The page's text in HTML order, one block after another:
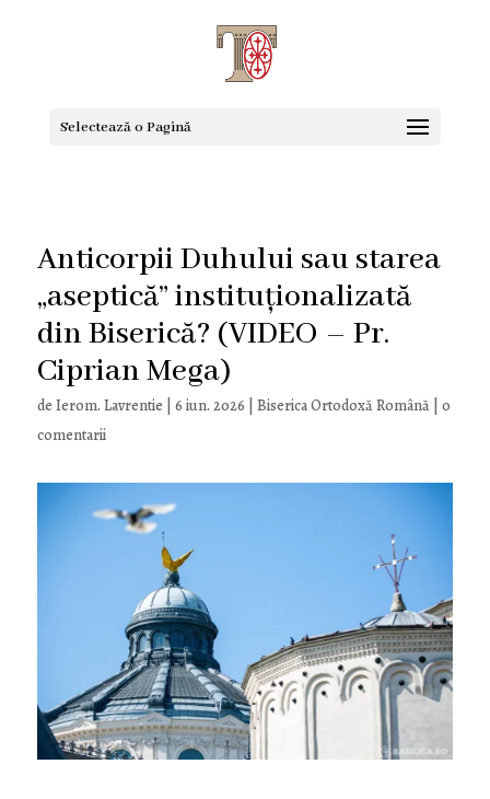
Selectează o Pagină
Anticorpii Duhului sau starea
„aseptică” instituționalizată
din Biserică? (VIDEO – Pr.
Ciprian Mega)
de Ierom. Lavrentie 6 iun. 2026 Biserica Ortodoxă Română| 0
comentarii